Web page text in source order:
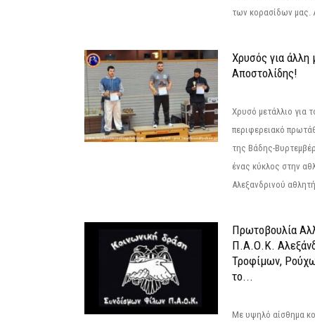
των κορασίδων μας.
Χρυσός για άλλη
Αποστολίδης!
Χρυσό μετάλλιο για
περιφερειακό
της Βάδης-
ένας κύκλος στην
Αλεξανδρινού
Πρωτοβουλία
Π.Α.Ο.Κ.
Τροφίμων,
το...
Με υψηλό αίσθημα